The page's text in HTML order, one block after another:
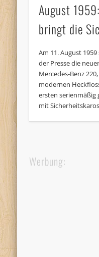
August
bringt die
Am 11. August
der Presse die
Mercedes-Benz
modernen
ersten serienmäßig
mit
Werbung: